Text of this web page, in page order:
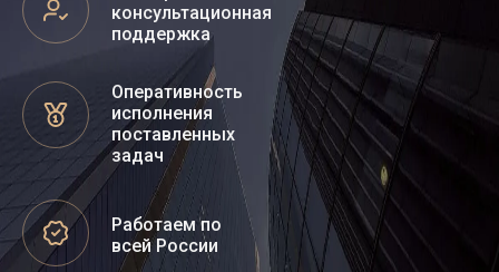
консультационная
поддержка
Оперативность
исполнения
поставленных
задач
Работаем по
всей России